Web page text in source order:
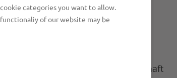
GmbH
Sparkasse zu Lübeck Aktiengesellschaft
categories you want to allow.
of our website may be